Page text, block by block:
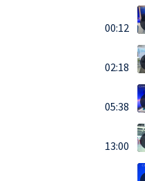
00:12
02:18
05:38
13:00